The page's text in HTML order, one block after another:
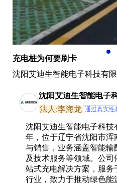
充电桩为何要刷卡
沈阳艾迪生智能电子科技有限
沈阳艾迪生智能电子
司
法人:李海龙 通过真实性
沈阳艾迪生智能电子科技
年，位于辽宁省沈阳市
与销售，业务涵盖智能
及技术服务等领域。公
站式充电解决方案，服务
行业，致力于推动绿色能